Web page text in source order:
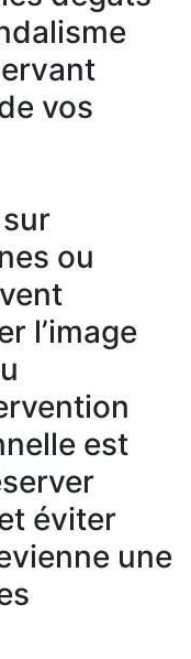
vos
ou
l’image
est
éviter
une